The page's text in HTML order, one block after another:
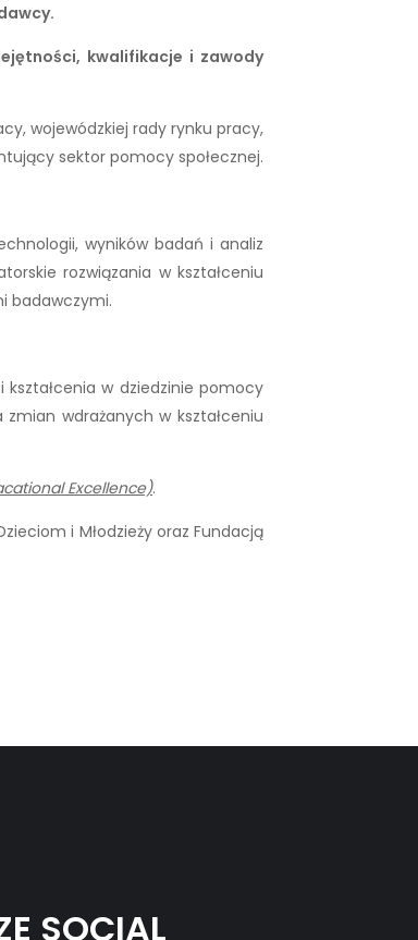
kwalifikacje i zawody
wojewódzkiej rady rynku pracy,
sektor pomocy społecznej.
wyników badań i analiz
rozwiązania w kształceniu
badawczymi.
w dziedzinie pomocy
wdrażanych w kształceniu
Excellence).
i Młodzieży oraz Fundacją
SOCIAL